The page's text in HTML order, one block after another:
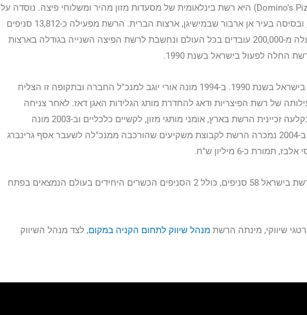
דומינו'ס פיצה (באנגלית: Domino's Pizza) היא רשת בינלאומית של מסעדות מזון מהיר ומשלוחי פיצה. נוסדה על
ידי טום מונהאן בשנת 1960, ובסיסה בעיר אן ארבור שבמישיגן, ארצות הברית. הרשת מפעילה כ-13,812 סניפים
בכ-89 מדינות, מעסיקה למעלה מ-200,000 עובדים בכל העולם ונחשבת לרשת הפיצה השנייה בגודלה בארצות
החלה לפעול בישראל בשנת 1990.
דומינו'ס פיצה החלה לפעול בישראל בשנת 1990. ב-1994 מונה אורי יוגב למנכ"ל החברה ובתקופה זו הצליח
של רשת הפיצריות ודאג להחדרת מותג הגלידות האגן דאז. לאחר צניחה
בהכנסות והפסדים כבדים, נקלעה זכיינית הרשת בארץ, אומני מותגי מזון, לקשיים כלכליים וב-2003 מונה
לדומינוס פיצה כונס נכסים. ב-2004 נמכרה הרשת לקבוצת משקיעים שהורכבה ממנכ"לה לשעבר אסף גרינברג
תמורת כ-6 מיליון ש"ח.
נכון לאוגוסט 2018, מונה הרשת בישראל 58 סניפים, כולל 2 הסניפים הכשרים היחידים בעולם הנמצאים בפתח
מנהל שיווק לתחום הקניה במקום, לצד מנהל השיווק